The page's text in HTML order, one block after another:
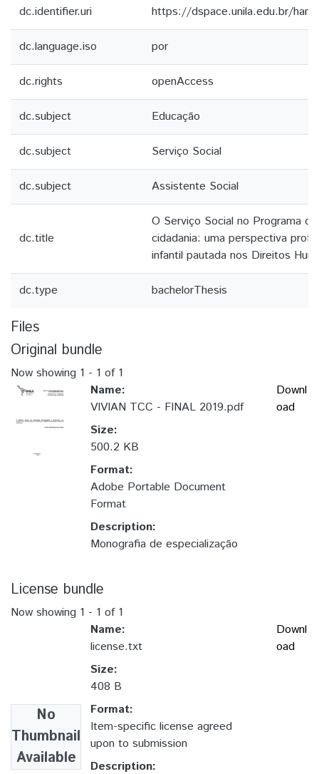
dc.identifier.uri https://dspace.unila.edu.br/
dc.language.iso por
dc.rights openAccess
dc.subject Educação
dc.subject Serviço Social
dc.subject Assistente Social
dc.title
O Serviço Social no Programa
cidadania: uma perspectiva
infantil pautada nos Direitos
dc.type bachelorThesis
Files
Original bundle
Now showing 1 - 1 of 1
Name:
VIVIAN TCC - FINAL 2019.pdf
Size:
500.2 KB
Format:
Adobe Portable Document
Format
Description:
Monografia de especialização
Downl
oad
License bundle
Now showing 1 - 1 of 1
No
Thumbnail
Available
Name:
license.txt
Size:
408 B
Format:
Item-specific license agreed
upon to submission
Description:
Downl
oad